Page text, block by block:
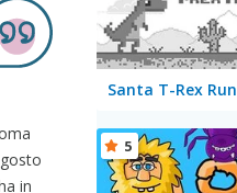
in
Santa T-Rex Run
5